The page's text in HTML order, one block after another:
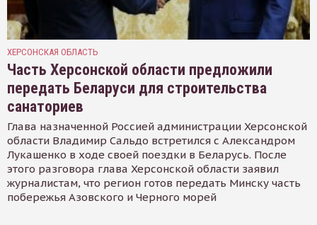
ХЕРСОНСКАЯ ОБЛАСТЬ
Часть Херсонской области предложили
передать Беларуси для строительства
санаториев
Глава назначенной Россией администрации Херсонской
области Владимир Сальдо встретился с Александром
Лукашенко в ходе своей поездки в Беларусь. После
этого разговора глава Херсонской области заявил
журналистам, что регион готов передать Минску часть
побережья Азовского и Черного морей